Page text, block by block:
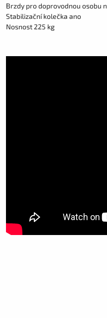
Brzdy pro doprovodnou osobu
Stabilizační kolečka ano
Nosnost 225 kg